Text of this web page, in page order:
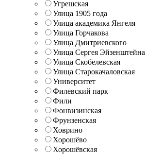
Угрешская
Улица 1905 года
Улица академика Янгеля
Улица Горчакова
Улица Дмитриевского
Улица Сергея Эйзенштейна
Улица Скобелевская
Улица Старокачаловская
Университет
Филевский парк
Фили
Фонвизинская
Фрунзенская
Ховрино
Хорошёво
Хорошёвская